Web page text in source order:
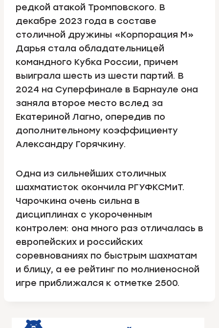
редкой атакой Тромповского. В
декабре 2023 года в составе
столичной дружины «Корпорация М»
Дарья стала обладательницей
командного Кубка России, причем
выиграла шесть из шести партий. В
2024 на Суперфинале в Барнауле она
заняла второе место вслед за
Екатериной Лагно, опередив по
дополнительному коэффициенту
Александру Горячкину.
Одна из сильнейших столичных
шахматисток окончила РГУФКСМиТ.
Чарочкина очень сильна в
дисциплинах с укороченным
контролем: она много раз отличалась в
европейских и российских
соревнованиях по быстрым шахматам
и блицу, а ее рейтинг по молниеносной
игре приближался к отметке 2500.